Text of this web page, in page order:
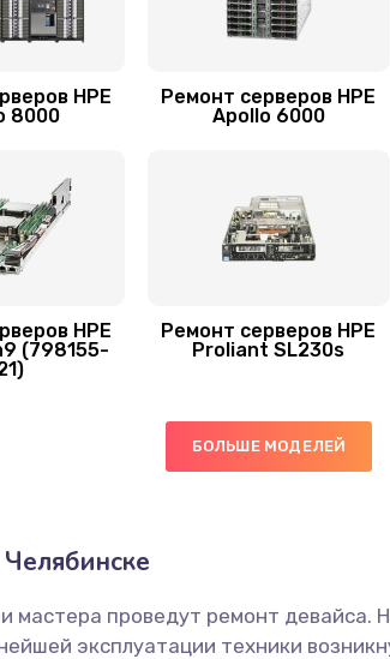
HPE
8000
Ремонт серверов HPE
Apollo 6000
HPE
(798155-
Ремонт серверов HPE
Proliant SL230s
БОЛЬШЕ МОДЕЛЕЙ
мастера проведут ремонт девайса.
эксплуатации техники